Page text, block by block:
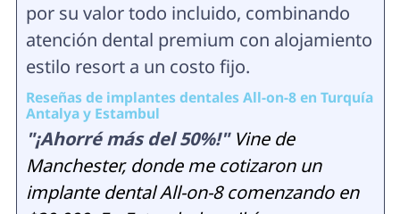
por su valor todo incluido, combinando
atención dental premium con alojamiento
estilo resort a un costo fijo.
Reseñas de implantes dentales All-on-8 en Turquía
Antalya y Estambul
"¡Ahorré más del 50%!"Vine de
Manchester, donde me cotizaron un
implante dental All-on-8 comenzando en